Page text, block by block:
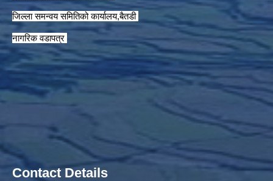
जिल्ला समन्वय समितिको कार्यालय,बैतडी
नागरिक वडापत्र
Contact Details